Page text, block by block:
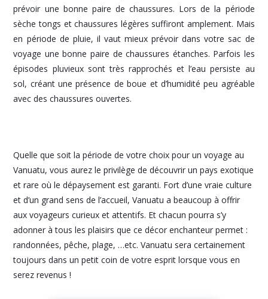
prévoir une bonne paire de chaussures. Lors de la période
sèche tongs et chaussures légères suffiront amplement. Mais
en période de pluie, il vaut mieux prévoir dans votre sac de
voyage une bonne paire de chaussures étanches. Parfois les
épisodes pluvieux sont très rapprochés et l’eau persiste au
sol, créant une présence de boue et d’humidité peu agréable
avec des chaussures ouvertes.
Quelle que soit la période de votre choix pour un voyage au
Vanuatu, vous aurez le privilège de découvrir un pays exotique
et rare où le dépaysement est garanti. Fort d’une vraie culture
et d’un grand sens de l’accueil, Vanuatu a beaucoup à offrir
aux voyageurs curieux et attentifs. Et chacun pourra s’y
adonner à tous les plaisirs que ce décor enchanteur permet :
randonnées, pêche, plage, …etc. Vanuatu sera certainement
toujours dans un petit coin de votre esprit lorsque vous en
serez revenus !